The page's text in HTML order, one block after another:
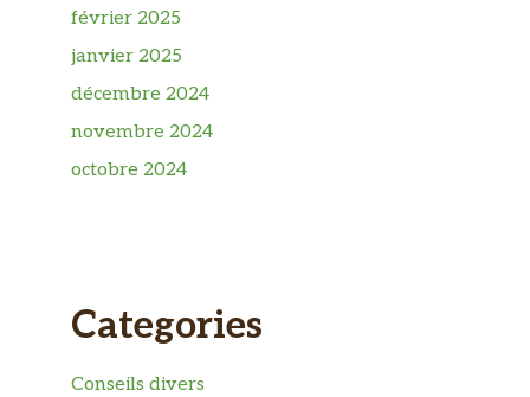
février 2025
janvier 2025
décembre 2024
novembre 2024
octobre 2024
Categories
Conseils divers